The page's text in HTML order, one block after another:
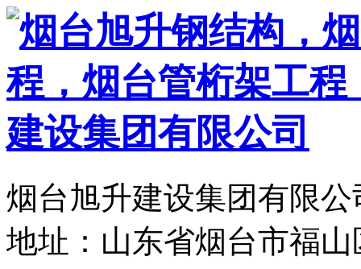
烟台旭升建设集团有限
地址：山东省烟台市福